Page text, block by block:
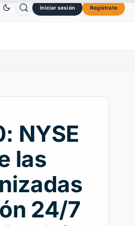
↑2.40% CardanoADA 0,1891 US$↑9.30%
Somos Iniciar sesión Regístrate
NYSE
las
24/7